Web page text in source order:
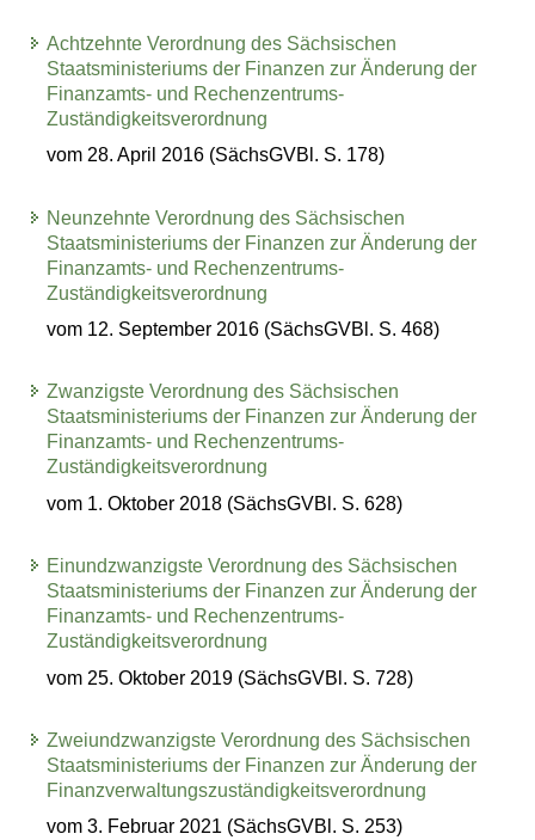
Achtzehnte Verordnung des Sächsischen
Staatsministeriums der Finanzen zur Änderung der
Finanzamts- und Rechenzentrums-
Zuständigkeitsverordnung
vom 28. April 2016 (SächsGVBl. S. 178)
Neunzehnte Verordnung des Sächsischen
Staatsministeriums der Finanzen zur Änderung der
Finanzamts- und Rechenzentrums-
Zuständigkeitsverordnung
vom 12. September 2016 (SächsGVBl. S. 468)
Zwanzigste Verordnung des Sächsischen
Staatsministeriums der Finanzen zur Änderung der
Finanzamts- und Rechenzentrums-
Zuständigkeitsverordnung
vom 1. Oktober 2018 (SächsGVBl. S. 628)
Einundzwanzigste Verordnung des Sächsischen
Staatsministeriums der Finanzen zur Änderung der
Finanzamts- und Rechenzentrums-
Zuständigkeitsverordnung
vom 25. Oktober 2019 (SächsGVBl. S. 728)
Zweiundzwanzigste Verordnung des Sächsischen
Staatsministeriums der Finanzen zur Änderung der
Finanzverwaltungszuständigkeitsverordnung
vom 3. Februar 2021 (SächsGVBl. S. 253)